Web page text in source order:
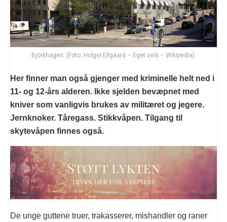
Björkhagen. (Foto: Holger.Ellgaard – Eget verk – Wikipedia).
Her finner man også gjenger med kriminelle helt ned i
11- og 12-års alderen. Ikke sjelden bevæpnet med
kniver som vanligvis brukes av militæret og jegere.
Jernknoker. Tåregass. Stikkvåpen. Tilgang til
skytevåpen finnes også.
De unge guttene truer, trakasserer, mishandler og raner